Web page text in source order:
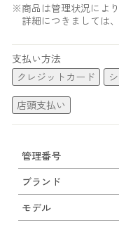
※商品は管理状況によ
詳細につきましては
支払い方法
クレジットカード
店頭支払い
管理番号
ブランド
モデル